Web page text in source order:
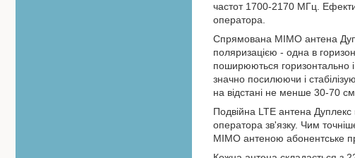
частот 1700-2170 МГц.
оператора.
Спрямована MIMO антена
поляризацією - одна в
поширюються горизонтально
значно посилюючи і
на відстані не менше 30-70
Подвійна LTE антена Дуплекс
оператора зв'язку. Чим
MIMO антеною абонентське